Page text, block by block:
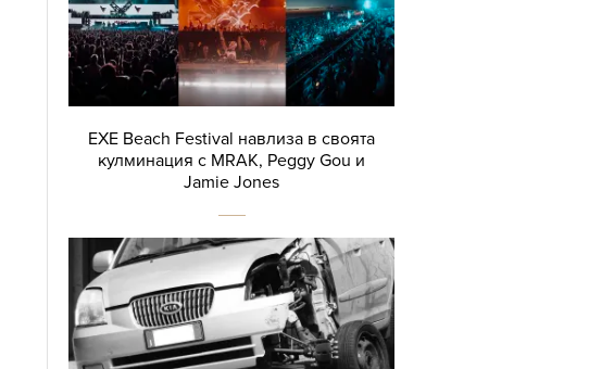
EXE Beach Festival навлиза в своята
кулминация с MRAK, Peggy Gou и
Jamie Jones